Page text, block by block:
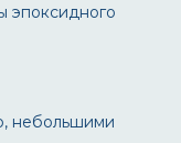
эпоксидного
небольшими